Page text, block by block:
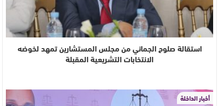
استقالة صلوح الجماني من مجلس المستشارين تمهد لخوضه
الانتخابات التشريعية المقبلة
أخبار الداخلة